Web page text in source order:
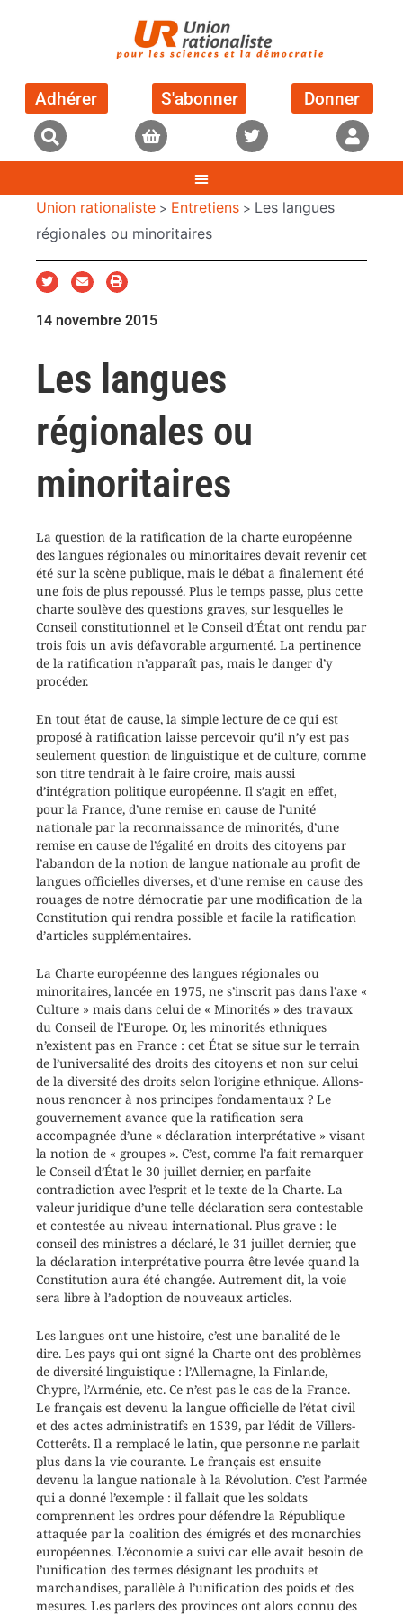
Adhérer S'abonner Donner
Union rationaliste > Entretiens > Les langues
régionales ou minoritaires
14 novembre 2015
Les langues
régionales ou
minoritaires
La question de la ratification de la charte européenne
des langues régionales ou minoritaires devait revenir cet
été sur la scène publique, mais le débat a finalement été
une fois de plus repoussé. Plus le temps passe, plus cette
charte soulève des questions graves, sur lesquelles le
Conseil constitutionnel et le Conseil d’État ont rendu par
trois fois un avis défavorable argumenté. La pertinence
de la ratification n’apparaît pas, mais le danger d’y
procéder.
En tout état de cause, la simple lecture de ce qui est
proposé à ratification laisse percevoir qu’il n’y est pas
seulement question de linguistique et de culture, comme
son titre tendrait à le faire croire, mais aussi
d’intégration politique européenne. Il s’agit en effet,
pour la France, d’une remise en cause de l’unité
nationale par la reconnaissance de minorités, d’une
remise en cause de l’égalité en droits des citoyens par
l’abandon de la notion de langue nationale au profit de
langues officielles diverses, et d’une remise en cause des
rouages de notre démocratie par une modification de la
Constitution qui rendra possible et facile la ratification
d’articles supplémentaires.
La Charte européenne des langues régionales ou
minoritaires, lancée en 1975, ne s’inscrit pas dans l’axe «
Culture » mais dans celui de « Minorités » des travaux
du Conseil de l’Europe. Or, les minorités ethniques
n’existent pas en France : cet État se situe sur le terrain
de l’universalité des droits des citoyens et non sur celui
de la diversité des droits selon l’origine ethnique. Allons-
nous renoncer à nos principes fondamentaux ? Le
gouvernement avance que la ratification sera
accompagnée d’une « déclaration interprétative » visant
la notion de « groupes ». C’est, comme l’a fait remarquer
le Conseil d’État le 30 juillet dernier, en parfaite
contradiction avec l’esprit et le texte de la Charte. La
valeur juridique d’une telle déclaration sera contestable
et contestée au niveau international. Plus grave : le
conseil des ministres a déclaré, le 31 juillet dernier, que
la déclaration interprétative pourra être levée quand la
Constitution aura été changée. Autrement dit, la voie
sera libre à l’adoption de nouveaux articles.
Les langues ont une histoire, c’est une banalité de le
dire. Les pays qui ont signé la Charte ont des problèmes
de diversité linguistique : l’Allemagne, la Finlande,
Chypre, l’Arménie, etc. Ce n’est pas le cas de la France.
Le français est devenu la langue officielle de l’état civil
et des actes administratifs en 1539, par l’édit de Villers-
Cotterêts. Il a remplacé le latin, que personne ne parlait
plus dans la vie courante. Le français est ensuite
devenu la langue nationale à la Révolution. C’est l’armée
qui a donné l’exemple : il fallait que les soldats
comprennent les ordres pour défendre la République
attaquée par la coalition des émigrés et des monarchies
européennes. L’économie a suivi car elle avait besoin de
l’unification des termes désignant les produits et
marchandises, parallèle à l’unification des poids et des
mesures. Les parlers des provinces ont alors connu des